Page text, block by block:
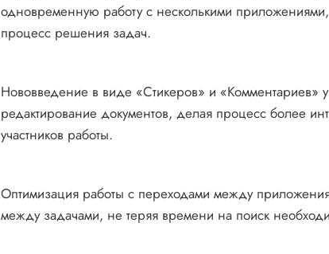
одновременную работу с несколькими приложениями,
процесс решения задач.
Нововведение в виде «Стикеров» и «Комментариев»
редактирование документов, делая процесс более
участников работы.
Оптимизация работы с переходами между
между задачами, не теряя времени на поиск